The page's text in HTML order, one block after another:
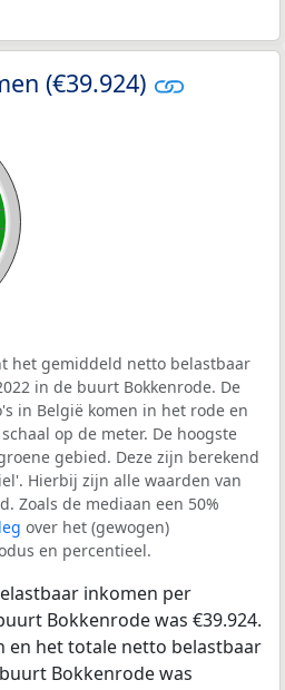
(€39.924)
het gemiddeld netto belastbaar
in de buurt Bokkenrode. De
in België komen in het rode en
op de meter. De hoogste
gebied. Deze zijn berekend
Hierbij zijn alle waarden van
Zoals de mediaan een 50%
over het (gewogen)
en percentieel.
inkomen per
Bokkenrode was €39.924.
en het totale netto belastbaar
Bokkenrode was